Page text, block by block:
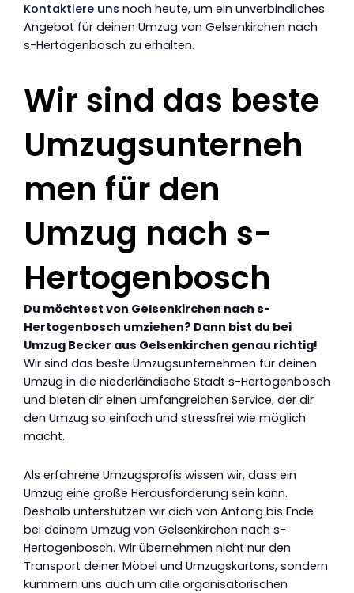
Kontaktiere uns noch heute, um ein unverbindliches
Angebot für deinen Umzug von Gelsenkirchen nach
s-Hertogenbosch zu erhalten.
Wir sind das beste
Umzugsunterneh
men für den
Umzug nach s-
Hertogenbosch
Du möchtest von Gelsenkirchen nach s-
Hertogenbosch umziehen? Dann bist du bei
Umzug Becker aus Gelsenkirchen genau richtig!
Wir sind das beste Umzugsunternehmen für deinen
Umzug in die niederländische Stadt s-Hertogenbosch
und bieten dir einen umfangreichen Service, der dir
den Umzug so einfach und stressfrei wie möglich
macht.
Als erfahrene Umzugsprofis wissen wir, dass ein
Umzug eine große Herausforderung sein kann.
Deshalb unterstützen wir dich von Anfang bis Ende
bei deinem Umzug von Gelsenkirchen nach s-
Hertogenbosch. Wir übernehmen nicht nur den
Transport deiner Möbel und Umzugskartons, sondern
kümmern uns auch um alle organisatorischen